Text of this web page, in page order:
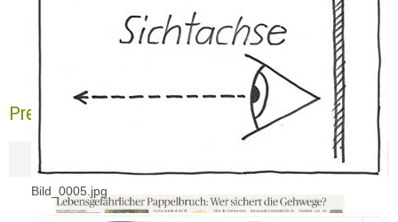
Bild_0005.jpg
Pressebericht NGZ 13.10.2017